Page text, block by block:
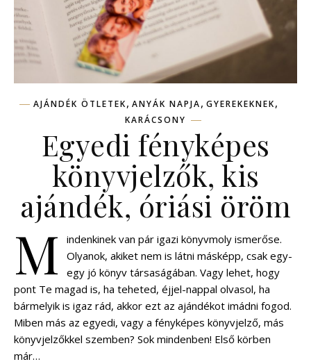
AJÁNDÉK ÖTLETEK, ANYÁK NAPJA, GYEREKEKNEK,
KARÁCSONY
Egyedi fényképes
könyvjelzők, kis
ajándék, óriási öröm
M
indenkinek van pár igazi könyvmoly ismerőse.
Olyanok, akiket nem is látni másképp, csak egy-
egy jó könyv társaságában. Vagy lehet, hogy
pont Te magad is, ha teheted, éjjel-nappal olvasol, ha
bármelyik is igaz rád, akkor ezt az ajándékot imádni fogod.
Miben más az egyedi, vagy a fényképes könyvjelző, más
könyvjelzőkkel szemben? Sok mindenben! Első körben
már…